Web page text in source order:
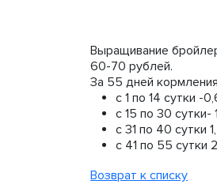
Выращивание
60-70 рублей.
За 55 дней
с 1 по 14 сутки -
с 15 по 30 сутки-
с 31 по 40 сутки
с 41 по 55 сутки
Возврат к списку